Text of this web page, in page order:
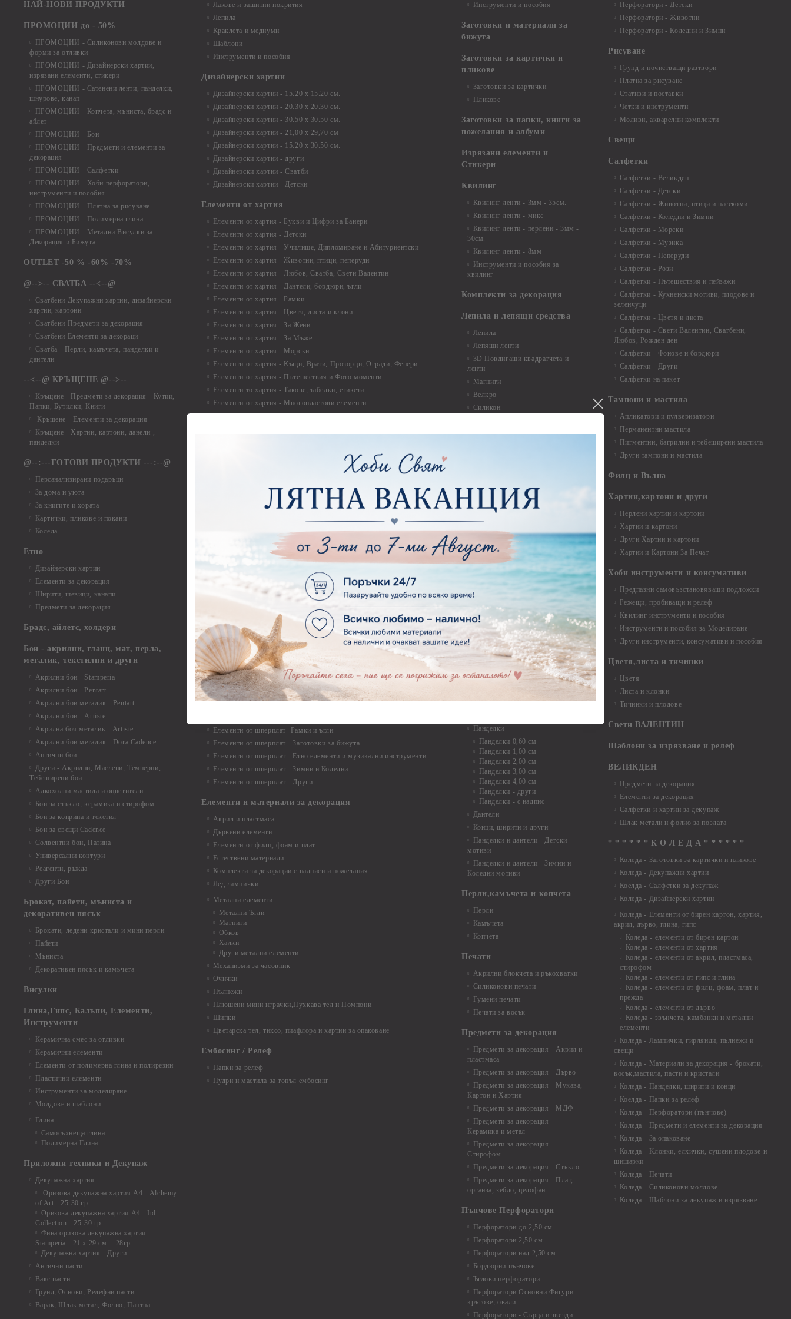
НАЙ-НОВИ ПРОДУКТИ
ПРОМОЦИИ до - 50%
ПРОМОЦИИ - Силиконови молдове и
форми за отливки
ПРОМОЦИИ - Дизайнерски хартии,
изрязани елементи, стикери
ПРОМОЦИИ - Сатенени ленти, панделки,
шнурове, канап
ПРОМОЦИИ - Копчета, мъниста, брадс и
айлет
ПРОМОЦИИ - Бои
ПРОМОЦИИ - Предмети и елементи за
декорация
ПРОМОЦИИ - Салфетки
ПРОМОЦИИ - Хоби перфоратори,
инструменти и пособия
ПРОМОЦИИ - Платна за рисуване
ПРОМОЦИИ - Полимерна глина
ПРОМОЦИИ - Метални Висулки за
Декорация и Бижута
OUTLET -50 % -60% -70%
@-->-- СВАТБА --<--@
Сватбени Декупажни хартии, дизайнерски
хартии, картони
Сватбени Предмети за декорация
Сватбени Елементи за декораци
Сватба - Перли, камъчета, панделки и
дантели
--<--@ КРЪЩЕНЕ @-->--
Кръщене - Предмети за декорация - Кутии,
Папки, Бутилки, Книги
Кръщене - Елементи за декорация
Кръщене - Хартии, картони, данели ,
панделки
@--:---ГОТОВИ ПРОДУКТИ ---:--@
Персанализирани подаръци
За дома и уюта
За книгите и хората
Картички, пликове и покани
Коледа
Етно
Дизайнерски хартии
Елементи за декорация
Ширити, шевици, канапи
Предмети за декорация
Брадс, айлетс, холдери
Бои - акрилни, гланц, мат, перла,
металик, текстилни и други
Акрилни бои - Stamperia
Акрилни бои - Pentart
Акрилни бои металик - Pentart
Акрилни бои - Artiste
Акрилна боя металик - Artiste
Акрилни бои металик - Dora Cadence
Антични бои
Други - Акрилни, Маслени, Темперни,
Тебеширени бои
Алкохолни мастила и оцветители
Бои за стъкло, керамика и стирофом
Бои за коприна и текстил
Бои за свещи Cadence
Солвентни бои, Патина
Универсални контури
Реагенти, ръжда
Други Бои
Брокат, пайети, мъниста и
декоративен пясък
Брокати, ледени кристали и мини перли
Пайети
Мъниста
Декоративен пясък и камъчета
Висулки
Глина,Гипс, Калъпи, Елементи,
Инструменти
Керамична смес за отливки
Керамични елементи
Елементи от полимерна глина и полирезин
Пластични елементи
Инструменти за моделиране
Молдове и шаблони
Глина
Самосъхнеща глина
Полимерна Глина
Приложни техники и Декупаж
Декупажна хартия
Оризова декупажна хартия А4 - Alchemy
of Art - 25-30 гр.
Оризова декупажна хартия А4 - Itd.
Collection - 25-30 гр.
Фина оризова декупажна хартия
Stamperia - 21 х 29.см. - 28гр.
Декупажна хартия - Други
Антични пасти
Вакс пасти
Грунд, Основи, Релефни пасти
Варак, Шлак метал, Фолио, Пантна
Лакове и защитни покрития
Лепила
Краклета и медиуми
Шаблони
Инструменти и пособия
Дизайнерски хартии
Дизайнерски хартии - 15.20 х 15.20 см.
Дизайнерски хартии - 20.30 х 20.30 см.
Дизайнерски хартии - 30.50 х 30.50 см.
Дизайнерски хартии - 21,00 х 29,70 см
Дизайнерски хартии - 15.20 x 30.50 см.
Дизайнерски хартии - други
Дизайнерски хартии - Сватби
Дизайнерски хартии - Детски
Елементи от хартия
Елементи от хартия - Букви и Цифри за Банери
Елементи от хартия - Детски
Елементи от хартия - Училище, Дипломиране и Абитуриентски
Елементи от хартия - Животни, птици, пеперуди
Елементи от хартия - Любов, Сватба, Свети Валентин
Елементи от хартия - Дантели, бордюри, ъгли
Елементи от хартия - Рамки
Елементи от хартия - Цветя, листа и клони
Елементи от хартия - За Жени
Елементи от хартия - За Мъже
Елементи от хартия - Морски
Елементи от хартия - Къщи, Врати, Прозорци, Огради, Фенери
Елементи от хартия - Пътешествия и Фото моменти
Елементи то хартия - Такове, табелки, етикети
Елементи от хартия - Многопластови елементи
Елементи от хартия - Други
Елементи от бирен картон - Декоративни рамки
Елементи от бирен картон - Надписи на български
Елементи от бирен картон - Сватба
Елементи от бирен картон - Училище, Дипломиране и Завършване
Елементи от бирен картон - Бебшки и Детски елементи
Елементи от бирен картон - Стиймпънк и Мъжки елементи
Елементи от бирен картон - Пътешестия - море, планина ,транспорт
Елементи от бирен картон - Други
Елементи от бирен картон - За миниатюри, дълбоки рамки, бебешки
съкровища и екслоадиращи кутии
Елементи от бирен картон - Коледа и Зима
Елементи от бирен картон - Тематични комплекти
Елементи от бирен картон - Шейкър заготовки от бирен картон за
3D картички, албуми, ръчно израбоени проекти
Елементи от шперплат
Елементи от шперплат -Рамки и ъгли
Елементи от шперплат - Заготовки за бижута
Елементи от шперплат - Етно елементи и музикални инструменти
Елементи от шперплат - Зимни и Коледни
Елементи от шперплат - Други
Елементи и материали за декорация
Акрил и пластмаса
Дървени елементи
Елементи от филц, фоам и плат
Естествени материали
Комплекти за декорации с надписи и пожелания
Лед лампички
Метални елементи
Метални Ъгли
Магнити
Обков
Халки
Други метални елементи
Механизми за часовник
Очички
Пълнежи
Плюшени мини играчки,Пухкава тел и Помпони
Щипки
Цветарска тел, тиксо, пиафлора и хартии за опаковане
Ембосинг / Релеф
Папки за релеф
Пудри и мастила за топъл ембосинг
Инструменти и пособия
Заготовки и материали за
бижута
Заготовки за картички и
пликове
Заготовки за картички
Пликове
Заготовки за папки, книги за
пожелания и албуми
Изрязани елементи и
Стикери
Квилинг
Квилинг ленти - 3мм - 35см.
Квилинг ленти - микс
Квилинг ленти - перлени - 3мм -
30см.
Квилинг ленти - 8мм
Инструменти и пособия за
квилинг
Комплекти за декорация
Лепила и лепящи средства
Лепила
Лепящи ленти
3D Повдигащи квадратчета и
ленти
Магнити
Велкро
Силикон
Макраме - Други материали
Мебелен обков и аксесоари
Дръжки
Закачалки
Други аксесоари, материали и
Моливи, маркери, химикали,
пастели и восъци
Восъци
Маркери, флумастери, химикали
Моливи
Панделки
Панделки 0,60 см
Панделки 1,00 см
Панделки 2,00 см
Панделки 3,00 см
Панделки 4,00 см
Панделки - други
Панделки - с надпис
Дантели
Конци, ширити и други
Панделки и дантели - Детски
мотиви
Панделки и дантели - Зимни и
Коледни мотиви
Перли,камъчета и копчета
Перли
Камъчета
Копчета
Печати
Акрилни блокчета и ръкохватки
Силиконови печати
Гумени печати
Печати за восък
Предмети за декорация
Предмети за декорация - Акрил и
пластмаса
Предмети за декорация - Дърво
Предмети за декорация - Мукава,
Картон и Хартия
Предмети за декорация - МДФ
Предмети за декорация -
Керамика и метал
Предмети за декорация -
Стирофом
Предмети за декорация - Стъкло
Предмети за декорация - Плат,
органза, зебло, целофан
Пънчове Перфоратори
Перфоратори до 2,50 см
Перфоратори 2,50 см
Перфоратори над 2,50 см
Бордюрни пънчове
Ъглови перфоратори
Перфоратори Основни Фигури -
кръгове, овали
Перфоратори - Сърца и звезди
Перфоратори - Детски
Перфоратори - Животни
Перфоратори - Коледни и Зимни
Рисуване
Грунд и почистващи разтвори
Платна за рисуване
Стативи и поставки
Четки и инструменти
Моливи, акварелни комплекти
Свещи
Салфетки
Салфетки - Великден
Салфетки - Детски
Салфетки - Животни, птици и насекоми
Салфетки - Коледни и Зимни
Салфетки - Морски
Салфетки - Музика
Салфетки - Пеперуди
Салфетки - Рози
Салфетки - Пътешествия и пейзажи
Салфетки - Кухненски мотиви, плодове и
зеленчуци
Салфетки - Цветя и листа
Салфетки - Свети Валентин, Сватбени,
Любов, Рожден ден
Салфетки - Фонове и бордюри
Салфетки - Други
Салфетки на пакет
Тампони и мастила
Апликатори и пулверизатори
Перманентни мастила
Пигментни, багрилни и тебеширени мастила
Други тампони и мастила
Филц и Вълна
Хартии,картони и други
Перлени хартии и картони
Хартии и картони
Други Хартии и картони
Хартии и Картони За Печат
Хоби инструменти и консумативи
Предпазни самовъзстановяващи подложки
Режещи, пробиващи и релеф
Квилинг инструменти и пособия
Инструменти и пособия за Моделиране
Други инструменти, консумативи и пособия
Цветя,листа и тичинки
Цветя
Листа и клонки
Тичинки и плодове
Свети ВАЛЕНТИН
Шаблони за изрязване и релеф
ВЕЛИКДЕН
Предмети за декорация
Елементи за декорация
Салфетки и хартии за декупаж
Шлак метали и фолио за позлата
* * * * * * К О Л Е Д А * * * * * *
Коледа - Заготовки за картички и пликове
Коледа - Декупажни хартии
Коелда - Салфетки за декупаж
Коледа - Дизайнерски хартии
Коледа - Eлементи от бирен картон, хартия,
акрил, дърво, глина, гипс
Коледа - елементи от бирен картон
Коледа - елементи от хартия
Коледа - елементи от акрил, пластмаса,
стирофом
Коледа - елементи от гипс и глина
Коледа - елементи от филц, фоам, плат и
прежда
Коледа - елементи от дърво
Коледа - звънчета, камбанки и метални
елементи
Коледа - Лампички, гирлянди, пълнежи и
свещи
Коледа - Материали за декорация - брокати,
восък,мастила, пасти и кристали
Коледа - Панделки, ширити и конци
Коелда - Папки за релеф
Коледа - Перфоратори (пънчове)
Коледа - Предмети и елементи за декорация
Коледа - За опаковане
Коледа - Kлонки, елхички, сушени плодове и
шишарки
Коледа - Печати
Коледа - Силиконови молдове
Коледа - Шаблони за декупаж и изрязване